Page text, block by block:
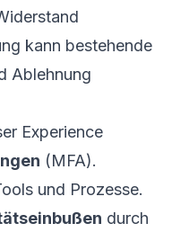
kann bestehende
Ablehnung
Experience
(MFA).
und Prozesse.
durch